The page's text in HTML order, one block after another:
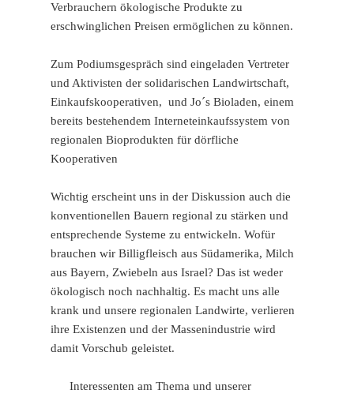
Verbrauchern ökologische Produkte zu
erschwinglichen Preisen ermöglichen zu können.
Zum Podiumsgespräch sind eingeladen Vertreter
und Aktivisten der solidarischen Landwirtschaft,
Einkaufskooperativen, und Jo´s Bioladen, einem
bereits bestehendem Interneteinkaufssystem von
regionalen Bioprodukten für dörfliche
Kooperativen
Wichtig erscheint uns in der Diskussion auch die
konventionellen Bauern regional zu stärken und
entsprechende Systeme zu entwickeln. Wofür
brauchen wir Billigfleisch aus Südamerika, Milch
aus Bayern, Zwiebeln aus Israel? Das ist weder
ökologisch noch nachhaltig. Es macht uns alle
krank und unsere regionalen Landwirte, verlieren
ihre Existenzen und der Massenindustrie wird
damit Vorschub geleistet.
Interessenten am Thema und unserer